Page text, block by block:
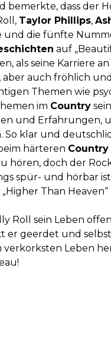
dass der
Taylor Phillips,
die fünfte
auf
als seine Karriere
auch fröhlich
Themen wie
im Country
und
So klar und
härteren Country
hören, doch der
spür- und hörbar
„Higher Than
Roll sein Leben
geerdet und
Leben